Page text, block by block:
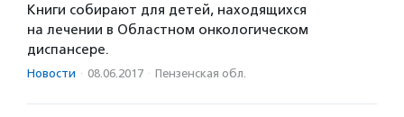
Книги собирают для детей, находящихся
на лечении в Областном онкологическом
диспансере.
Новости · 08.06.2017 · Пензенская обл.